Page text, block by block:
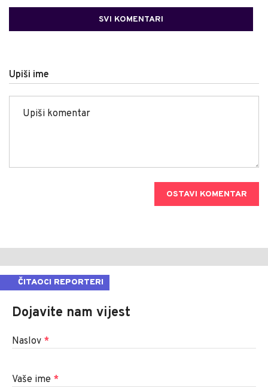
SVI KOMENTARI
Upiši ime
OSTAVI KOMENTAR
ČITAOCI REPORTERI
Dojavite nam vijest
Naslov *
Vaše ime *